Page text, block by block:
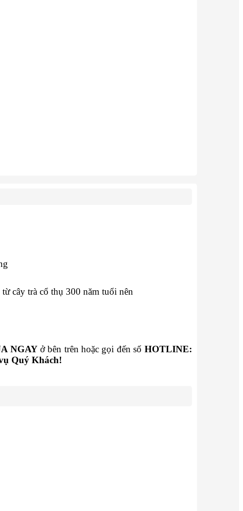
cây trà cổ thụ 300 năm tuổi nên
NGAYở bên trên hoặc gọi đến số HOTLINE:
Quý Khách!